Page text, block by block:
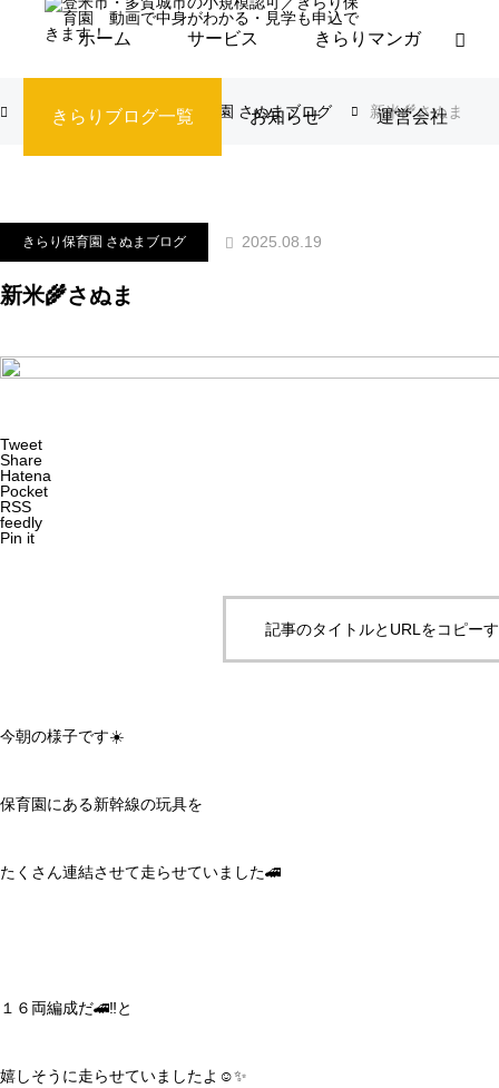
ホーム サービス きらりマンガ
きらりブログ一覧 お知らせ 運営会社
ブログ きらり保育園 さぬまブログ 新米🌾さぬま
きらり保育園 さぬまブログ 2025.08.19
新米🌾さぬま
Tweet
Share
Hatena
Pocket
RSS
feedly
Pin it
記事のタイトルとURLをコピー
今朝の様子です☀️
保育園にある新幹線の玩具を
たくさん連結させて走らせていました🚄
１６両編成だ🚄‼️と
嬉しそうに走らせていましたよ☺️✨